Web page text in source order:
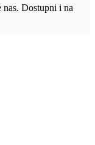
Dostupni i na